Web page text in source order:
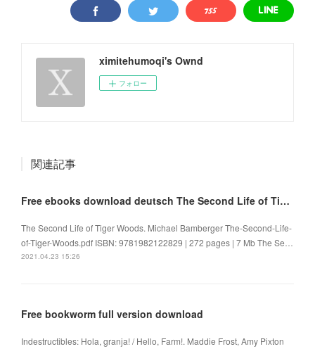
ximitehumoqi's Ownd
フォロー
関連記事
Free ebooks download deutsch The Second Life of Tiger Woods
The Second Life of Tiger Woods. Michael Bamberger The-Second-Life-
of-Tiger-Woods.pdf ISBN: 9781982122829 | 272 pages | 7 Mb The Se…
2021.04.23 15:26
Free bookworm full version download
Indestructibles: Hola, granja! / Hello, Farm!. Maddie Frost, Amy Pixton